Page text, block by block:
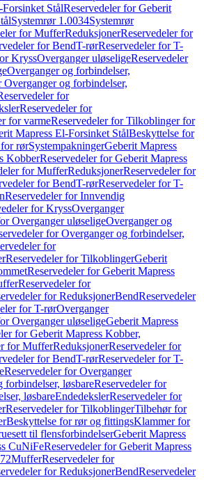
StålReservedeler for Geberit
Systemrør 1.0034Systemrør
for MufferReduksjonerReservedeler for
for BendT-rørReservedeler for T-
KryssOverganger uløseligeReservedeler
Overganger og forbindelser,
Overganger og forbindelser,
for
Reservedeler for
for varmeReservedeler for Tilkoblinger for
Mapress El-Forsinket StålBeskyttelse for
rørSystempakningerGeberit Mapress
KobberReservedeler for Geberit Mapress
for MufferReduksjonerReservedeler for
for BendT-rørReservedeler for T-
Reservedeler for Innvendig
for KryssOverganger
Overganger uløseligeOverganger og
for Overganger og forbindelser,
for
Reservedeler for TilkoblingerGeberit
Reservedeler for Geberit Mapress
Reservedeler for
for ReduksjonerBendReservedeler
for T-rørOverganger
Overganger uløseligeGeberit Mapress
for Geberit Mapress Kobber,
for MufferReduksjonerReservedeler for
for BendT-rørReservedeler for T-
Reservedeler for Overganger
forbindelser, løsbareReservedeler for
løsbareEndedekslerReservedeler for
Reservedeler for TilkoblingerTilbehør for
Beskyttelse for rør og fittingsKlammer for
til flensforbindelserGeberit Mapress
CuNiFeReservedeler for Geberit Mapress
MufferReservedeler for
for ReduksjonerBendReservedeler